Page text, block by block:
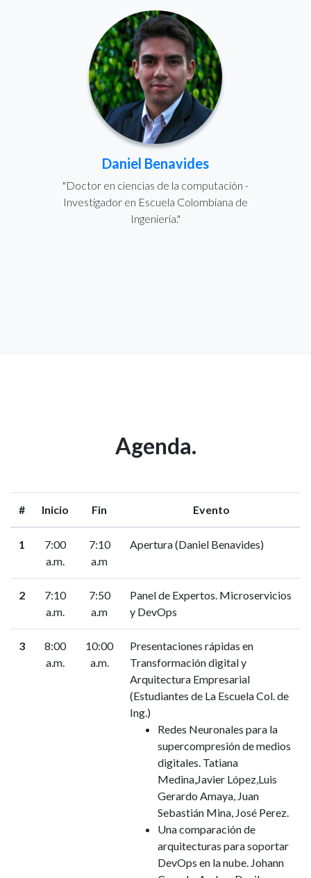
Daniel Benavides
"Doctor en ciencias de la computación -
Investigador en Escuela Colombiana de
Ingeniería."
Agenda.
# Inicio Fin Evento
1
7:00
a.m.
7:10
a.m
Apertura (Daniel Benavides)
2
7:10
a.m.
7:50
a.m
Panel de Expertos. Microservicios
y DevOps
3
8:00
a.m.
10:00
a.m.
Presentaciones rápidas en
Transformación digital y
Arquitectura Empresarial
(Estudiantes de La Escuela Col. de
Ing.)
Redes Neuronales para la
supercompresión de medios
digitales. Tatiana
Medina,Javier López,Luis
Gerardo Amaya, Juan
Sebastián Mina, José Perez.
Una comparación de
arquitecturas para soportar
DevOps en la nube. Johann